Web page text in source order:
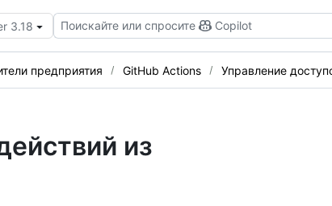
3.18 Поискайте или спросите Copilot
предприятия GitHub Actions Управление
из